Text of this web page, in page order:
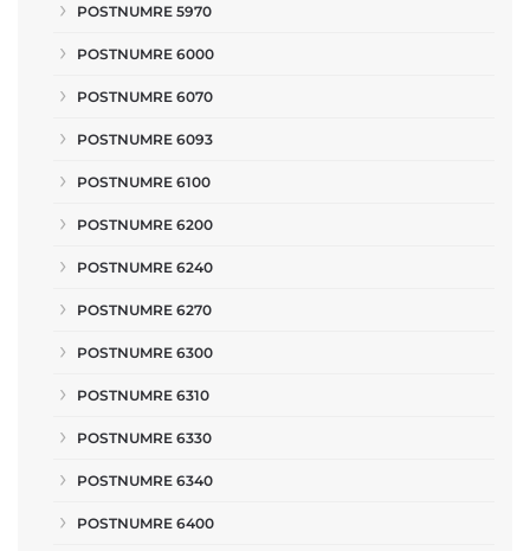
POSTNUMRE 5970
POSTNUMRE 6000
POSTNUMRE 6070
POSTNUMRE 6093
POSTNUMRE 6100
POSTNUMRE 6200
POSTNUMRE 6240
POSTNUMRE 6270
POSTNUMRE 6300
POSTNUMRE 6310
POSTNUMRE 6330
POSTNUMRE 6340
POSTNUMRE 6400